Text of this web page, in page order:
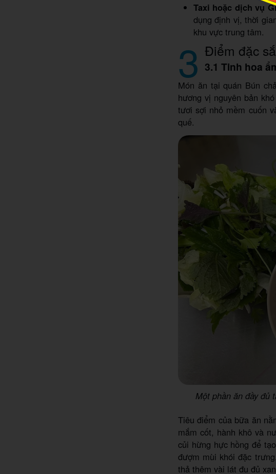
Taxi hoặc dịch vụ
dụng định vị, thời
khu vực trung tâm.
3 Điểm đặc
3.1 Tinh hoa
Món ăn tại quán Bún
hương vị nguyên bản
tươi sợi nhỏ mềm cuốn
quế.
Một phần ăn đầy đủ
Tiêu điểm của bữa ăn
mắm cốt, hành khô và
củi hừng hực hồng để
đượm mùi khói đặc
thả thêm vài lát đu đủ